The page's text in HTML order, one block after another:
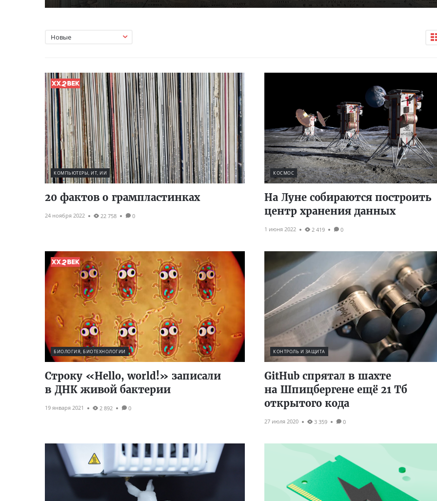
Новые
КОМПЬЮТЕРЫ, ИТ, ИИ
20 фактов о грампластинках
24 ноября 2022 22 758 0
КОСМОС
На Луне собираются построить
центр хранения данных
1 июня 2022 2 419 0
БИОЛОГИЯ, БИОТЕХНОЛОГИИ
Строку «Hello, world!» записали
в ДНК живой бактерии
19 января 2021 2 892 0
КОНТРОЛЬ И ЗАЩИТА
GitHub спрятал в шахте
на Шпицбергене ещё 21 Тб
открытого кода
27 июля 2020 3 359 0